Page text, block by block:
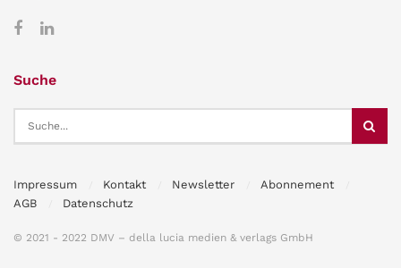
Suche
Impressum Kontakt Newsletter
Abonnement
AGB
Datenschutz
© 2021 - 2022 DMV – della lucia medien & verlags GmbH